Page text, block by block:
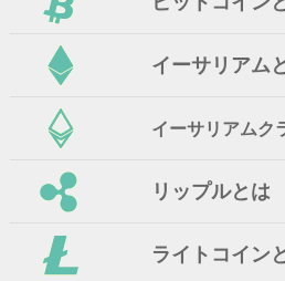
イーサリアム
イーサリアムク
リップルとは
ライトコイン